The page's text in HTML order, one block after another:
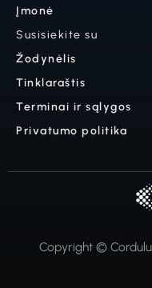
Įmonė
Susisiekite su
Žodynėlis
Tinklaraštis
Terminai ir sąlygos
Privatumo politika
Copyright ©